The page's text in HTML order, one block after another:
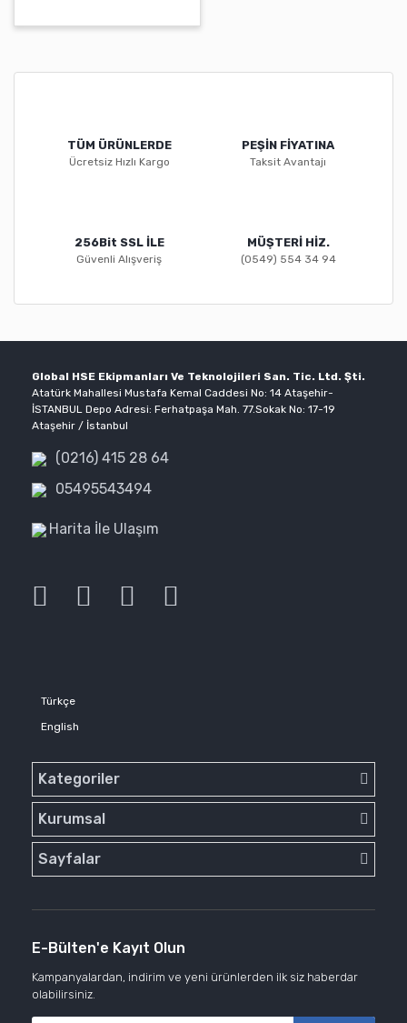
TÜM ÜRÜNLERDE
Ücretsiz Hızlı Kargo
PEŞİN FİYATINA
Taksit Avantajı
256Bit SSL İLE
Güvenli Alışveriş
MÜŞTERİ HİZ.
(0549) 554 34 94
Global HSE Ekipmanları Ve Teknolojileri San. Tic. Ltd. Şti.
Atatürk Mahallesi Mustafa Kemal Caddesi No: 14 Ataşehir-
İSTANBUL Depo Adresi: Ferhatpaşa Mah. 77.Sokak No: 17-19
Ataşehir / İstanbul
(0216) 415 28 64
05495543494
Harita İle Ulaşım
Türkçe
English
Kategoriler
Kurumsal
Sayfalar
E-Bülten'e Kayıt Olun
Kampanyalardan, indirim ve yeni ürünlerden ilk siz haberdar
olabilirsiniz.